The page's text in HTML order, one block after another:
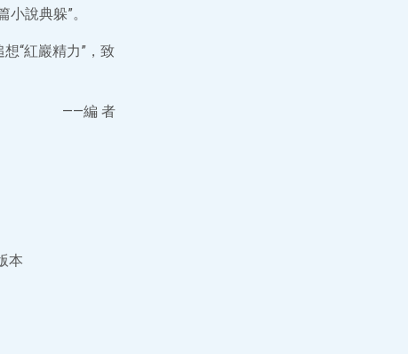
說典躲”。
“紅巖精力”，致
——編 者
本